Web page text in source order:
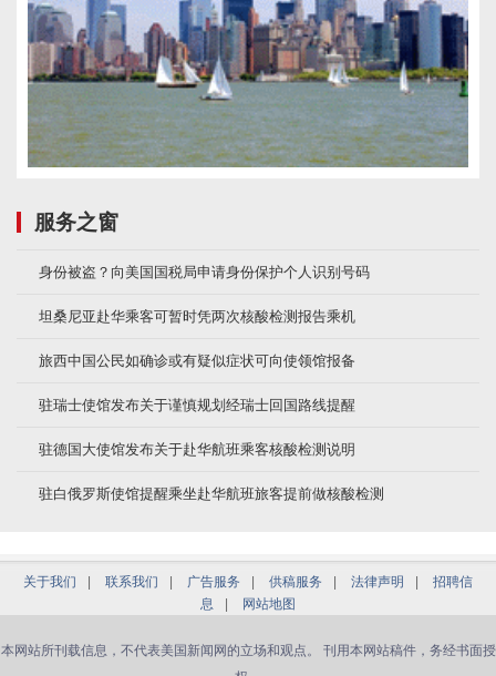
服务之窗
身份被盗？向美国国税局申请身份保护个人识别号码
坦桑尼亚赴华乘客可暂时凭两次核酸检测报告乘机
旅西中国公民如确诊或有疑似症状可向使领馆报备
驻瑞士使馆发布关于谨慎规划经瑞士回国路线提醒
驻德国大使馆发布关于赴华航班乘客核酸检测说明
驻白俄罗斯使馆提醒乘坐赴华航班旅客提前做核酸检测
关于我们 | 联系我们 | 广告服务 | 供稿服务 | 法律声明 |
招聘信
息
| 网站地图
本网站所刊载信息，不代表美国新闻网的立场和观点。 刊用本网站稿件，务经书面授